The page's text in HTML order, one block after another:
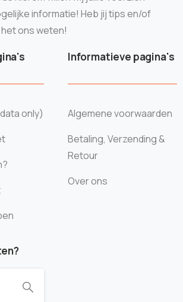
informatie! Heb jij tips en/of
ons weten!
only)
Informatieve pagina's
Algemene voorwaarden
Betaling, Verzending &
Retour
Over ons